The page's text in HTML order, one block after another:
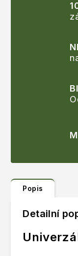
Popis
Detailní